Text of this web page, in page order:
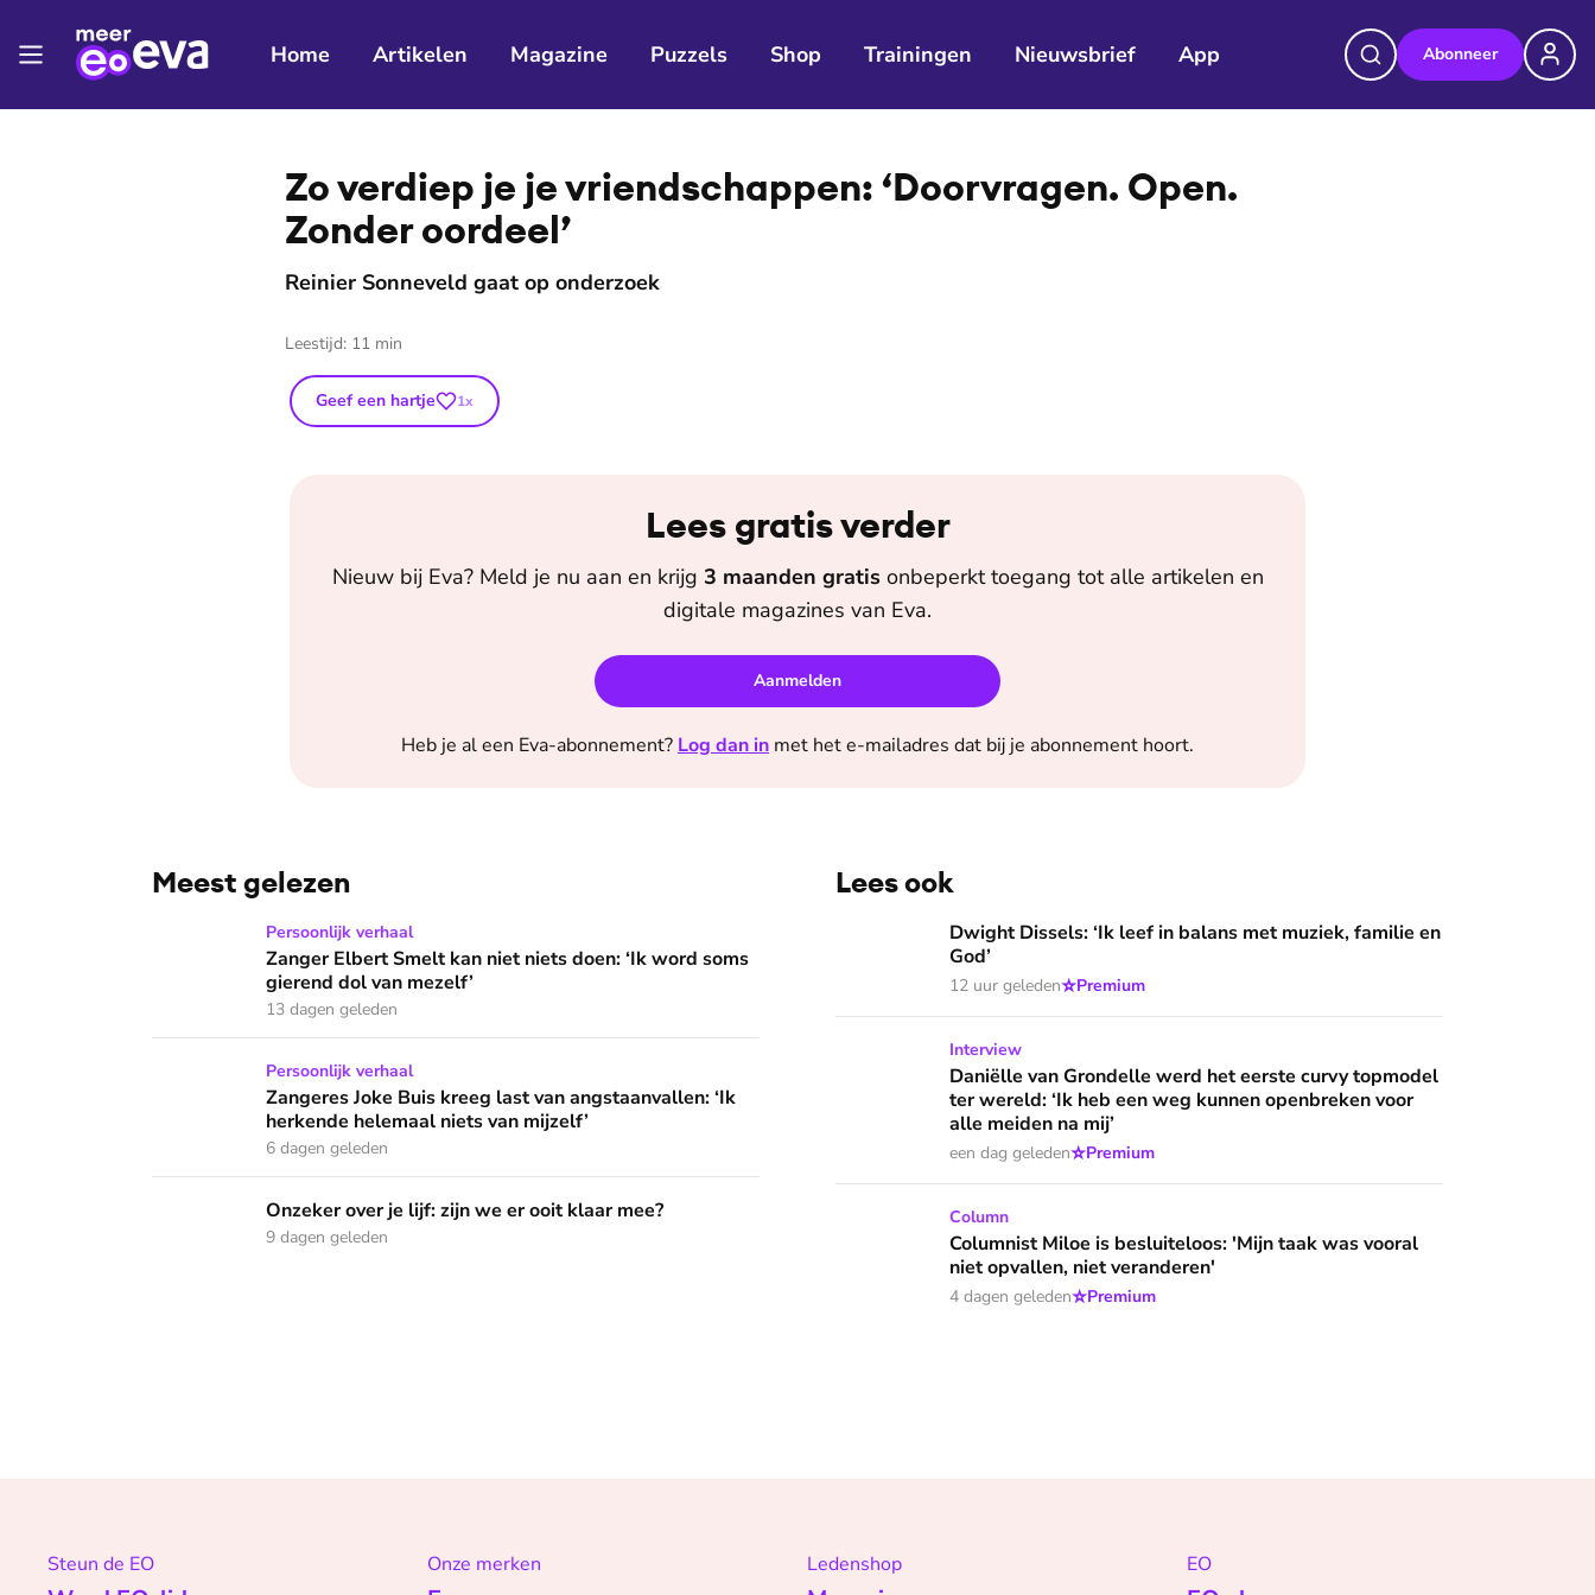
Home Artikelen Magazine Puzzels Shop Trainingen Nieuwsbrief App Abonneer
©Mirjam de Ruiter
Zo verdiep je je vriend­schap­pen: ‘Doorvragen. Open.
Zonder oordeel’
Reinier Sonneveld gaat op onderzoek
Leestijd: 11 min
Geef een hartje 1x
Lees gratis verder
Nieuw bij Eva? Meld je nu aan en krijg 3 maanden gratis onbeperkt toegang tot alle artikelen en
digitale magazines van Eva.
Aanmelden
Heb je al een Eva-abonnement? Log dan in met het e-mailadres dat bij je abonnement hoort.
Meest gelezen
Zanger Elbert Smelt kan niet niets doen: ‘Ik word soms gierend dol van mezelf’
Persoonlijk verhaal
Zanger Elbert Smelt kan niet niets doen: ‘Ik word soms
gierend dol van mezelf’
13 dagen geleden
Zangeres Joke Buis kreeg last van angstaanvallen: ‘Ik herkende helemaal niets van mijzelf’
Persoonlijk verhaal
Zangeres Joke Buis kreeg last van angstaanvallen: ‘Ik
herkende helemaal niets van mijzelf’
6 dagen geleden
Onzeker over je lijf: zijn we er ooit klaar mee?
Onzeker over je lijf: zijn we er ooit klaar mee?
9 dagen geleden
Lees ook
Dwight Dissels: ‘Ik leef in balans met muziek, familie en God’
Dwight Dissels: ‘Ik leef in balans met muziek, familie en
God’
12 uur geleden⭐Premium
Daniëlle van Grondelle werd het eerste curvy topmodel ter wereld: ‘Ik heb een weg
Interview
Daniëlle van Grondelle werd het eerste curvy topmodel
ter wereld: ‘Ik heb een weg kunnen openbreken voor
alle meiden na mij’
een dag geleden⭐Premium
Columnist Miloe is besluiteloos: 'Mijn taak was vooral niet opvallen, niet veranderen'
Column
Columnist Miloe is besluiteloos: 'Mijn taak was vooral
niet opvallen, niet veranderen'
4 dagen geleden⭐Premium
Steun de EO Onze merken Ledenshop EO